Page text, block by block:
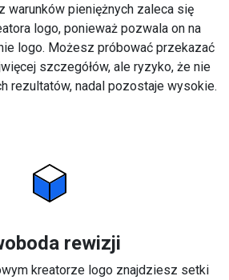
warunków pieniężnych zaleca się
logo, ponieważ pozwala on na
logo. Możesz próbować przekazać
szczegółów, ale ryzyko, że nie
rezultatów, nadal pozostaje wysokie.
rewizji
kreatorze logo znajdziesz setki